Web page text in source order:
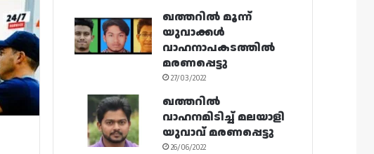
ഖത്തറിൽ മൂന്ന്
യുവാക്കൾ
വാഹനാപകടത്തിൽ
മരണപ്പെട്ടു
27/03/2022
ഖത്തറിൽ
വാഹനമിടിച്ച് മലയാളി
യുവാവ് മരണപ്പെട്ടു
26/06/2022